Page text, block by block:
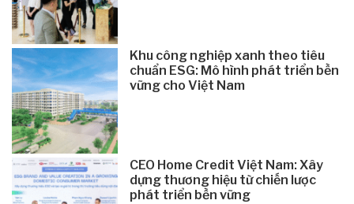
Khu công nghiệp xanh theo tiêu
chuẩn ESG: Mô hình phát triển bền
vững cho Việt Nam
CEO Home Credit Việt Nam: Xây
dựng thương hiệu từ chiến lược
phát triển bền vững